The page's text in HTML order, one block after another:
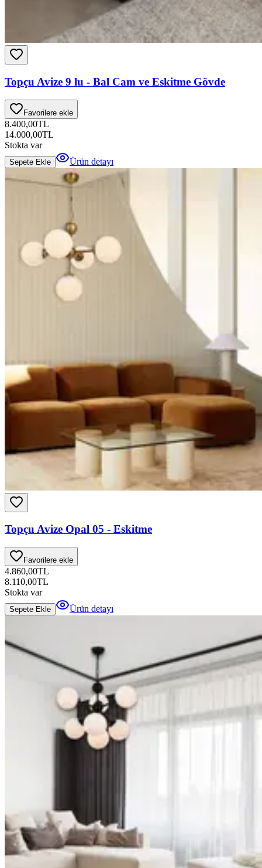
Topçu Avize 9 lu - Bal Cam ve Eskitme Gövde
Favorilere ekle
8.400,00TL
14.000,00TL
Stokta var
Sepete Ekle Ürün detayı
Topçu Avize Opal 05 - Eskitme
Favorilere ekle
4.860,00TL
8.110,00TL
Stokta var
Sepete Ekle Ürün detayı